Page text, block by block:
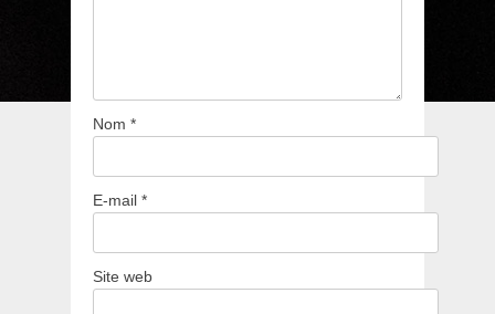
Nom *
E-mail *
Site web